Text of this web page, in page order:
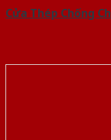
Cửa Thép Chống